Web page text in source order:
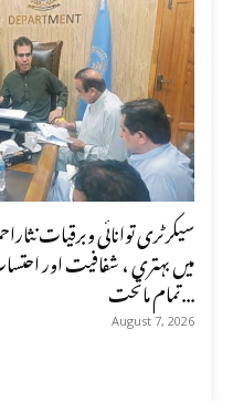
سیکرٹری توانائی وبرقیات
میں بہتری ، شفافیت اور
تمام ماتحت...
August 7, 2026